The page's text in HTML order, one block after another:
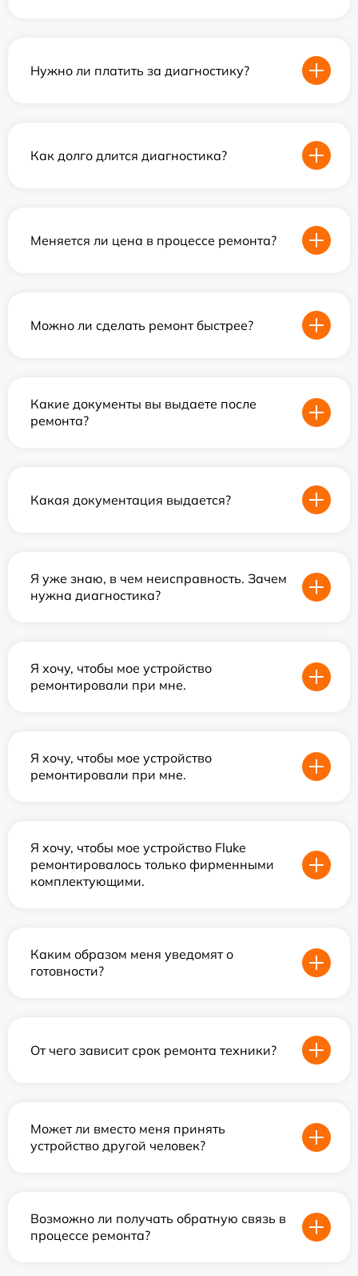
Нужно ли платить за диагностику?
Как долго длится диагностика?
Меняется ли цена в процессе ремонта?
Можно ли сделать ремонт быстрее?
Какие документы вы выдаете после
ремонта?
Какая документация выдается?
Я уже знаю, в чем неисправность. Зачем
нужна диагностика?
Я хочу, чтобы мое устройство
ремонтировали при мне.
Я хочу, чтобы мое устройство
ремонтировали при мне.
Я хочу, чтобы мое устройство Fluke
ремонтировалось только фирменными
комплектующими.
Каким образом меня уведомят о
готовности?
От чего зависит срок ремонта техники?
Может ли вместо меня принять
устройство другой человек?
Возможно ли получать обратную связь в
процессе ремонта?